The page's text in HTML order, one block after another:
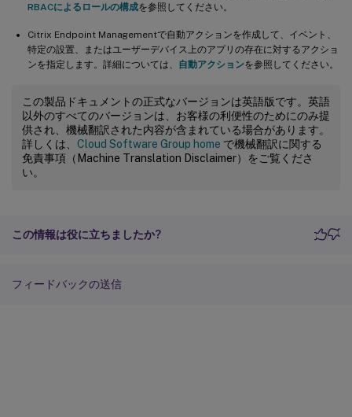
RBACによるロールの構成を参照してください。
Citrix Endpoint Managementで自動アクションを作成して、イベント、
特定の設置、またはユーザーデバイス上のアプリの存在に対するアクショ
ンを指定します。詳細については、 自動アクションを参照してください。
この製品ドキュメントの正式なバージョンは英語版です。英語
以外のすべてのバージョンは、お客様の利便性のためにのみ提
供され、機械翻訳された内容が含まれている場合があります。
詳しくは、 Cloud Software Group home で機械翻訳に関する
免責事項（Machine Translation Disclaimer）をご覧くださ
い。
この情報は役に立ちましたか?
フィードバックの送信